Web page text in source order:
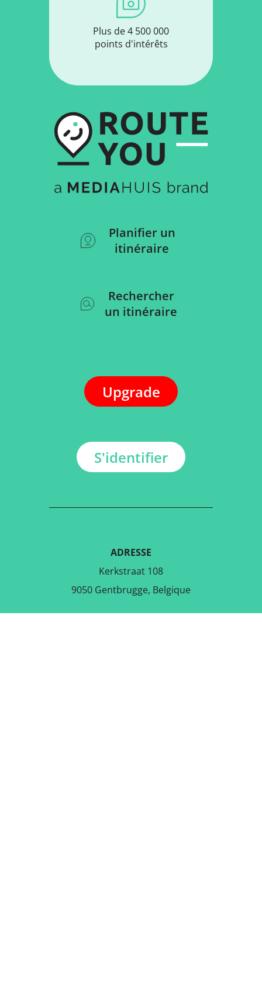
Plus de 4 500 000
points d'intérêts
Planifier un
itinéraire
Rechercher
un itinéraire
Upgrade
S'identifier
ADRESSE
Kerkstraat 108
9050 Gentbrugge, Belgique